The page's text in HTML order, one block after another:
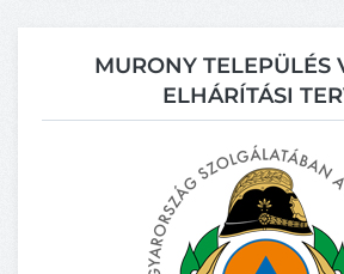
MURONY TELEPÜLÉS
ELHÁRÍTÁSI